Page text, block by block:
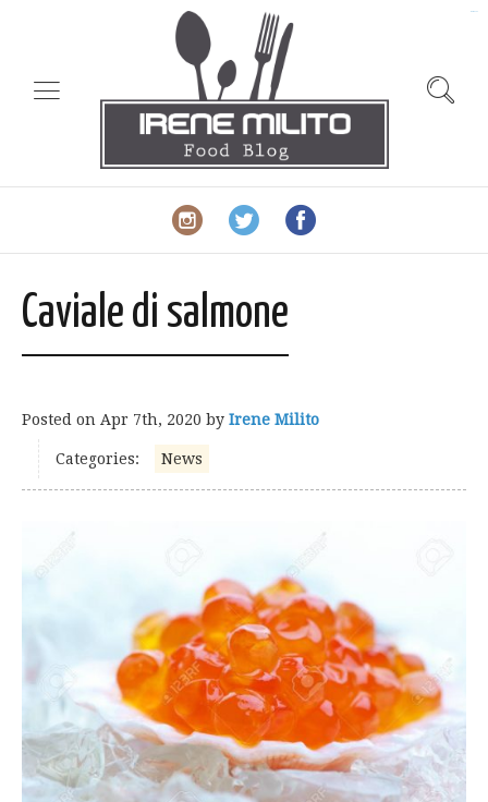
Caviale di salmone
Posted on Apr 7th, 2020 by Irene Milito
Categories: News